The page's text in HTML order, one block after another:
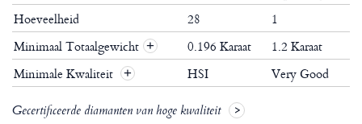
Hoeveelheid
28
1
Minimaal Totaalgewicht + 0.196 Karaat
1.2 Karaat
Minimale Kwaliteit
+ HSI Very Good
Gecertificeerde diamanten van hoge kwaliteit